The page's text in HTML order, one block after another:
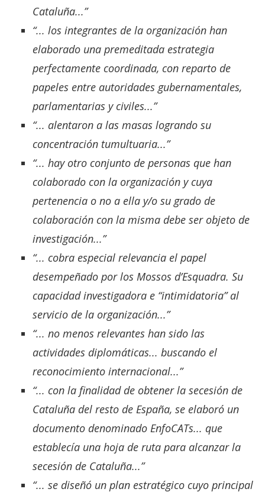
Cataluña...”
“... los integrantes de la organización han
elaborado una premeditada estrategia
perfectamente coordinada, con reparto de
papeles entre autoridades gubernamentales,
parlamentarias y civiles...”
“... alentaron a las masas logrando su
concentración tumultuaria...”
“... hay otro conjunto de personas que han
colaborado con la organización y cuya
pertenencia o no a ella y/o su grado de
colaboración con la misma debe ser objeto de
investigación...”
“... cobra especial relevancia el papel
desempeñado por los Mossos d’Esquadra. Su
capacidad investigadora e “intimidatoria” al
servicio de la organización...”
“... no menos relevantes han sido las
actividades diplomáticas... buscando el
reconocimiento internacional...”
“... con la finalidad de obtener la secesión de
Cataluña del resto de España, se elaboró un
documento denominado EnfoCATs... que
establecía una hoja de ruta para alcanzar la
secesión de Cataluña...”
“... se diseñó un plan estratégico cuyo principal